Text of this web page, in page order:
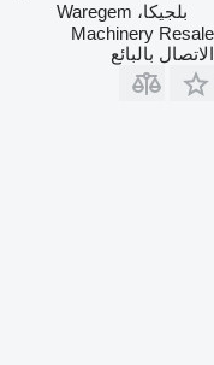
بلجيكا، Waregem
Machinery Resale
الاتصال بالبائع